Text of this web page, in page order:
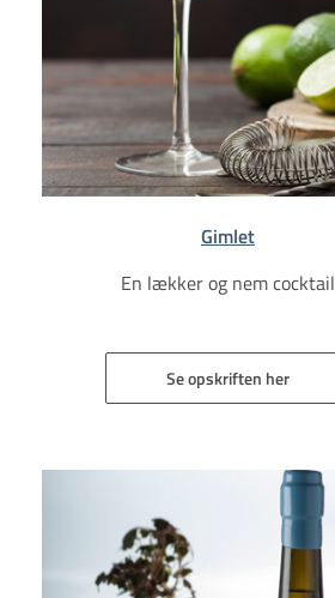
Gimlet
En lækker og nem cocktail
Se opskriften her